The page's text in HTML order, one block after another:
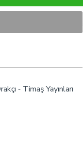
- Timaş Yayınları